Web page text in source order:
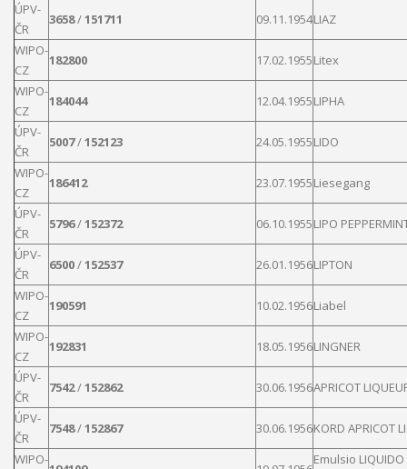
ÚPV-
ČR
3658/151711 09.11.1954LIAZ
WIPO-
CZ
182800 17.02.1955Litex
WIPO-
CZ
184044 12.04.1955LIPHA
ÚPV-
ČR
5007/152123 24.05.1955LIDO
WIPO-
CZ
186412 23.07.1955Liesegang
ÚPV-
ČR
5796/152372 06.10.1955LIPO
ÚPV-
ČR
6500/152537 26.01.1956LIPTON
WIPO-
CZ
190591 10.02.1956Liabel
WIPO-
CZ
192831 18.05.1956LINGNER
ÚPV-
ČR
7542/152862 30.06.1956APRICOT
ÚPV-
ČR
7548/152867 30.06.1956KORD APRICOT
WIPO-
Emulsio LIQUIDO